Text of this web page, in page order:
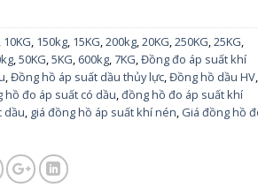
, 10KG, 150kg, 15KG,200kg,20KG,250KG,25KG,
,50KG,5KG, 600kg, 7KG,Đồng đo áp suất khí
,Đồng hồ áp suất dầu thủy lực,Đồng hồ dầu HV,
hồ đo áp suất có dầu,đồng hồ đo áp suất khí
dầu, giá đồng hồ áp suất khí nén, Giá đồng hồ